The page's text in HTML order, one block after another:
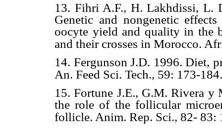
13. Fihri A.F., H. Lakhdissi, L.
Genetic and nongenetic
oocyte yield and quality in the
and their crosses in Morocco.
14. Fergunson J.D. 1996. Diet,
An. Feed Sci. Tech., 59: 173-184.
15. Fortune J.E., G.M. Rivera y
the role of the follicular
follicle. Anim. Rep. Sci., 82- 83: